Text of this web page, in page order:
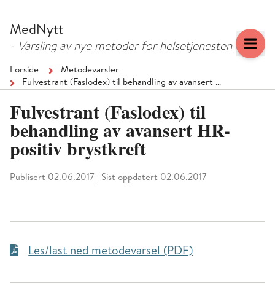
MedNytt
- Varsling av nye metoder for helsetjenesten
Forside
Metodevarsler
Fulvestrant (Faslodex) til behandling av avansert …
Fulvestrant (Faslodex) til
behandling av avansert HR-
positiv brystkreft
Publisert 02.06.2017 Sist oppdatert 02.06.2017
Les/last ned metodevarsel (PDF)